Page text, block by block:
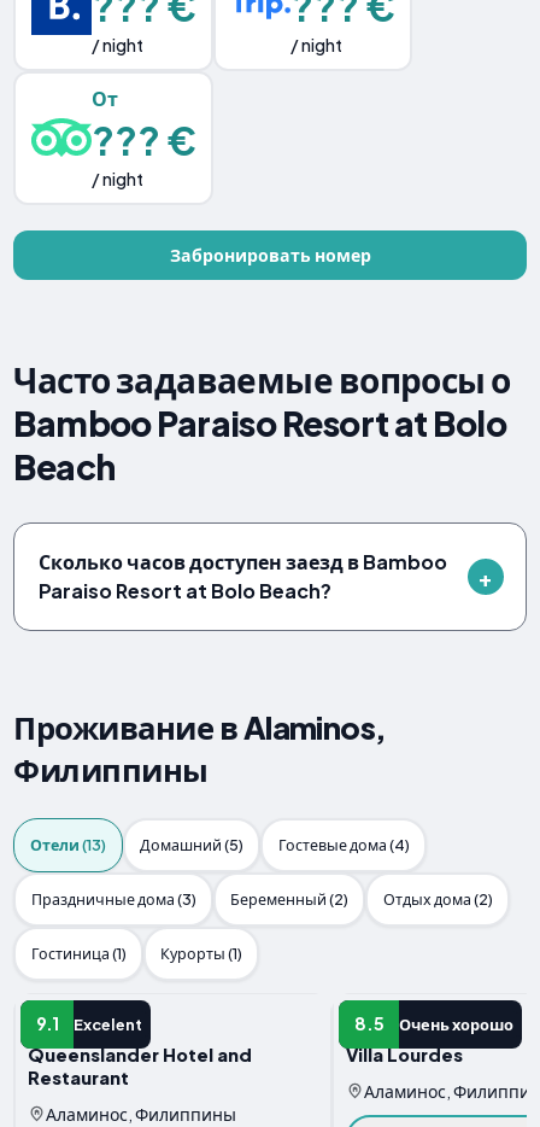
/ night / night
От
??? €
/ night
Забронировать номер
Часто задаваемые вопросы о
Bamboo Paraiso Resort at Bolo
Beach
Сколько часов доступен заезд в Bamboo
Paraiso Resort at Bolo Beach?
Проживание в Alaminos,
Филиппины
Отели (13) Домашний (5) Гостевые дома (4)
Праздничные дома (3) Беременный (2) Отдых дома (2)
Гостиница (1) Курорты (1)
9.1 Excelent
Отель
Queenslander Hotel and
Restaurant
Аламинос, Филиппины
8.5 Очень хорошо
Отель
Villa Lourdes
Аламинос,